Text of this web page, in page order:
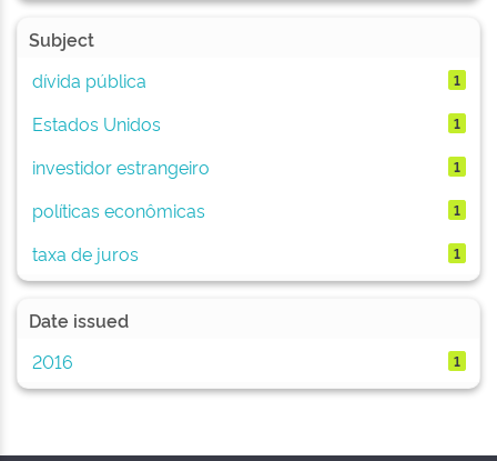
Subject
dívida pública
1
Estados Unidos 1
investidor estrangeiro 1
políticas econômicas 1
taxa de juros 1
Date issued
2016
1